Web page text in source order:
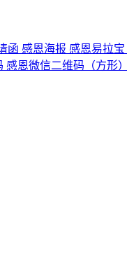
函 感恩海报 感恩易拉宝
感恩微信二维码（方形）